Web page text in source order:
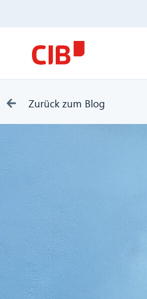
Zurück zum Blog